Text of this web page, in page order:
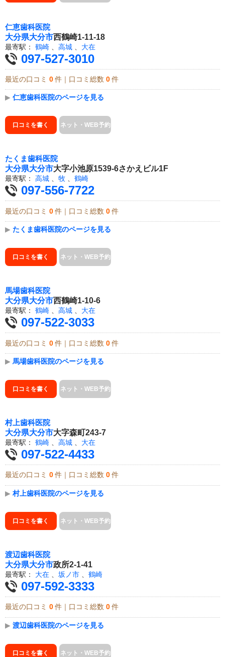
仁恵歯科医院
大分県大分市西鶴崎1-11-18
最寄駅： 鶴崎 高城 大在
097-527-3010
最近の口コミ 0 件｜口コミ総数 0 件
▶ 仁恵歯科医院のページを見る
口コミを書く ネット・WEB予約
たくま歯科医院
大分県大分市大字小池原1539-6さかえビル1F
最寄駅： 高城 、 牧 、 鶴崎
097-556-7722
最近の口コミ 0 件｜口コミ総数 0 件
▶ たくま歯科医院のページを見る
口コミを書く ネット・WEB予約
馬場歯科医院
大分県大分市西鶴崎1-10-6
最寄駅： 鶴崎 、 高城 、 大在
097-522-3033
最近の口コミ 0 件｜口コミ総数 0 件
▶ 馬場歯科医院のページを見る
口コミを書く ネット・WEB予約
村上歯科医院
大分県大分市大字森町243-7
最寄駅： 鶴崎 高城 大在
097-522-4433
最近の口コミ 0 件｜口コミ総数 0 件
▶ 村上歯科医院のページを見る
口コミを書く ネット・WEB予約
渡辺歯科医院
大分県大分市政所2-1-41
最寄駅： 大在 坂ノ市 鶴崎
097-592-3333
最近の口コミ 0 件｜口コミ総数 0 件
▶ 渡辺歯科医院のページを見る
口コミを書く ネット・WEB予約